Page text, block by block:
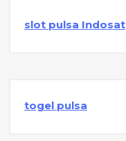
slot pulsa Indosat
togel pulsa